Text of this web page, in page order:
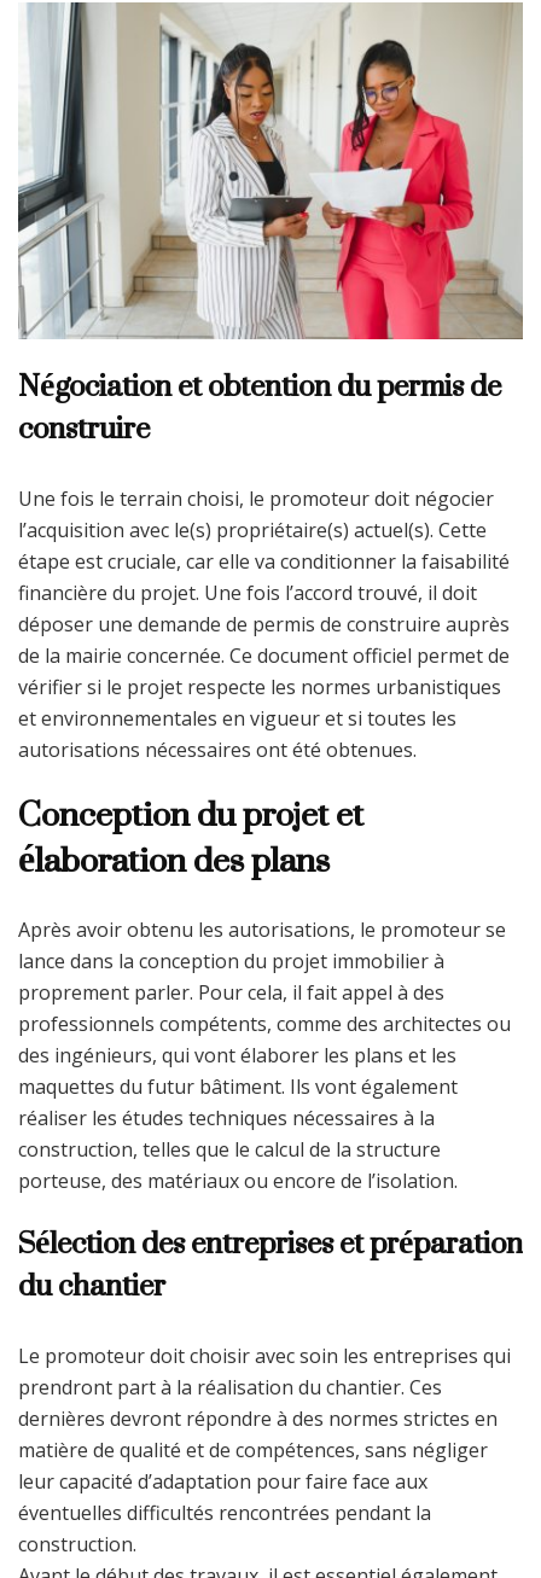
Négociation et obtention du permis de
construire
Une fois le terrain choisi, le promoteur doit négocier
l’acquisition avec le(s) propriétaire(s) actuel(s). Cette
étape est cruciale, car elle va conditionner la faisabilité
financière du projet. Une fois l’accord trouvé, il doit
déposer une demande de permis de construire auprès
de la mairie concernée. Ce document officiel permet de
vérifier si le projet respecte les normes urbanistiques
et environnementales en vigueur et si toutes les
autorisations nécessaires ont été obtenues.
Conception du projet et
élaboration des plans
Après avoir obtenu les autorisations, le promoteur se
lance dans la conception du projet immobilier à
proprement parler. Pour cela, il fait appel à des
professionnels compétents, comme des architectes ou
des ingénieurs, qui vont élaborer les plans et les
maquettes du futur bâtiment. Ils vont également
réaliser les études techniques nécessaires à la
construction, telles que le calcul de la structure
porteuse, des matériaux ou encore de l’isolation.
Sélection des entreprises et préparation
du chantier
Le promoteur doit choisir avec soin les entreprises qui
prendront part à la réalisation du chantier. Ces
dernières devront répondre à des normes strictes en
matière de qualité et de compétences, sans négliger
leur capacité d’adaptation pour faire face aux
éventuelles difficultés rencontrées pendant la
construction.